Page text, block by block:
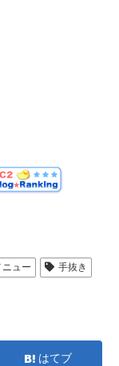
ュー
手抜き
はてブ